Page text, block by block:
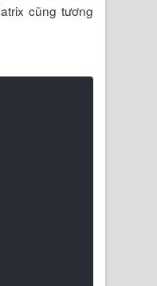
cũng tương